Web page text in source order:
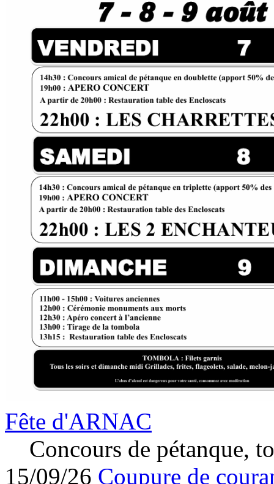
Fête d'ARNAC
Concours de pétanque,
15/09/26 Coupure de